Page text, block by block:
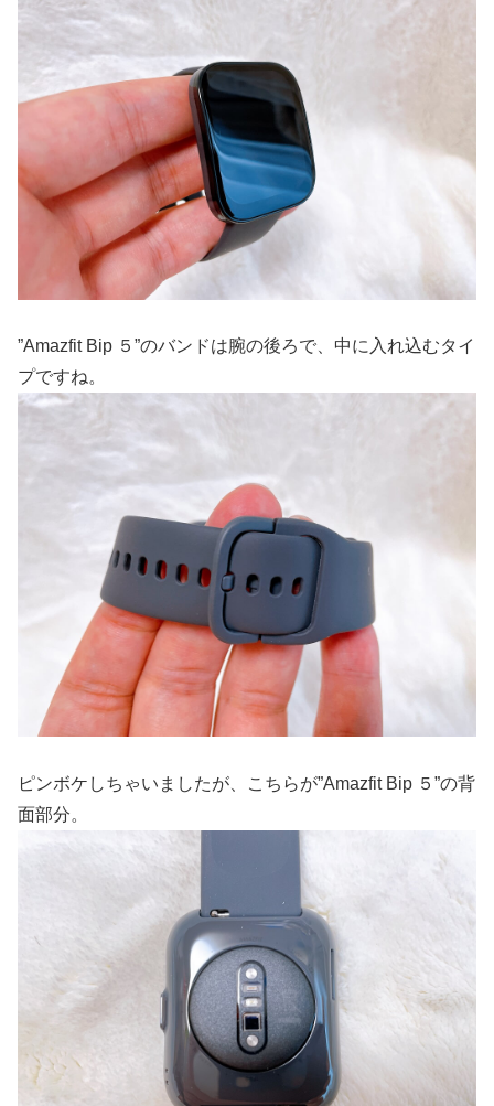
”Amazfit Bip ５”のバンドは腕の後ろで、中に入れ込むタイ
プですね。
ピンボケしちゃいましたが、こちらが”Amazfit Bip ５”の背
面部分。